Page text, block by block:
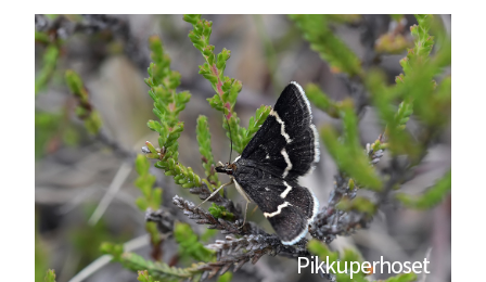
Pikkuperhoset